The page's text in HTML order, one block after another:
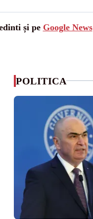
și pe Google News
POLITICA